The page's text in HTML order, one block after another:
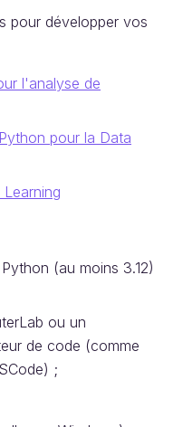
pour développer vos
l'analyse de
pour la Data
(au moins 3.12)
ou un
de code (comme
;